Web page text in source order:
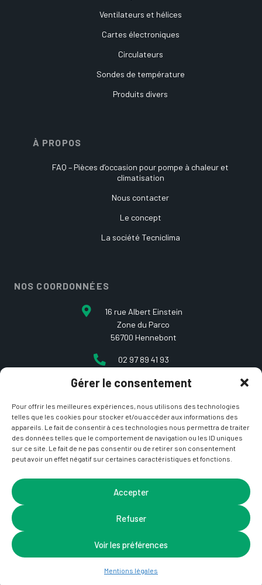
Gérer le consentement
Pour offrir les meilleures expériences, nous utilisons des technologies
telles que les cookies pour stocker et/ou accéder aux informations des
appareils. Le fait de consentir à ces technologies nous permettra de traiter
des données telles que le comportement de navigation ou les ID uniques
sur ce site. Le fait de ne pas consentir ou de retirer son consentement
peut avoir un effet négatif sur certaines caractéristiques et fonctions.
Accepter
Refuser
Voir les préférences
Mentions légales
Ventilateurs et hélices
Cartes électroniques
Circulateurs
Sondes de température
Produits divers
À PROPOS
FAQ – Pièces d’occasion pour pompe à chaleur et
climatisation
Nous contacter
Le concept
La société Tecniclima
NOS COORDONNÉES
16 rue Albert Einstein
Zone du Parco
56700 Hennebont
02 97 89 41 93
contact@etcarepart.com
CGV– Site développé parLa Coquille Web– Design par
Nicotam